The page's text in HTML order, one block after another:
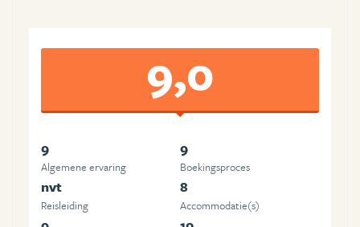
9,0
9
Algemene ervaring
9
Boekingsproces
nvt
Reisleiding
8
Accommodatie(s)